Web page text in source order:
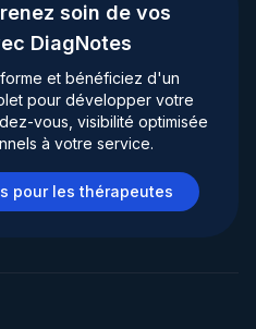
soin de vos
DiagNotes
et bénéficiez d'un
pour développer votre
vous, visibilité optimisée
à votre service.
pour les thérapeutes